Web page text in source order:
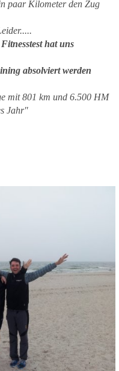
paar Kilometer den Zug
hat uns
absolviert werden
mit 801 km und 6.500 HM
Jahr"